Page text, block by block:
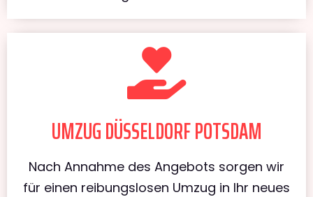
UMZUG DÜSSELDORF POTSDAM
Nach Annahme des Angebots sorgen wir
für einen reibungslosen Umzug in Ihr neues